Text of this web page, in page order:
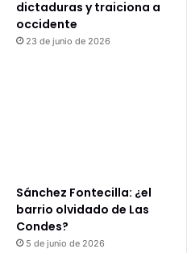
dictaduras y traiciona a
occidente
23 de junio de 2026
Sánchez Fontecilla: ¿el
barrio olvidado de Las
Condes?
5 de junio de 2026